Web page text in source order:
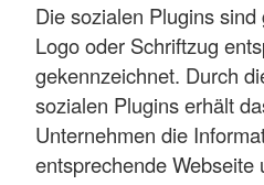
Die sozialen Plugins
Logo oder Schriftzug
gekennzeichnet. Durch
sozialen Plugins erhält
Unternehmen die
entsprechende Webseite